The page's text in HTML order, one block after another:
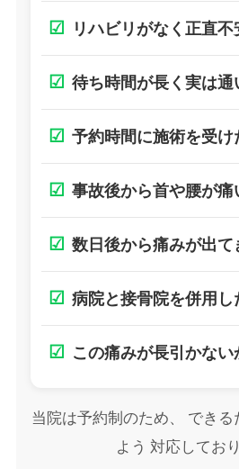
☑ リハビリがなく正直不
☑ 待ち時間が長く実は通
☑ 予約時間に施術を受け
☑ 事故後から首や腰が痛
☑ 数日後から痛みが出て
☑ 病院と接骨院を併用し
☑ この痛みが長引かない
当院は予約制のため、 でき
よう 対応してお